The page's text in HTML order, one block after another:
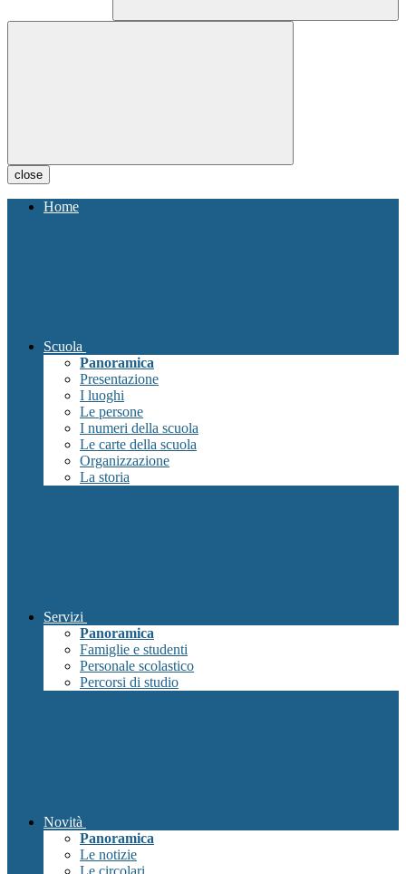
close
Home
Scuola
Panoramica
Presentazione
I luoghi
Le persone
I numeri della scuola
Le carte della scuola
Organizzazione
La storia
Servizi
Panoramica
Famiglie e studenti
Personale scolastico
Percorsi di studio
Novità
Panoramica
Le notizie